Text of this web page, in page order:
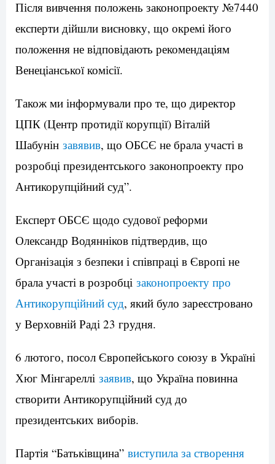
Після вивчення положень законопроекту №7440
експерти дійшли висновку, що окремі його
положення не відповідають рекомендаціям
Венеціанської комісії.
Також ми інформували про те, що директор
ЦПК (Центр протидії корупції) Віталій
Шабунін завявив, що ОБСЄ не брала участі в
розробці президентського законопроекту про
Антикорупційний суд”.
Експерт ОБСЄ щодо судової реформи
Олександр Водянніков підтвердив, що
Організація з безпеки і співпраці в Європі не
брала участі в розробці законопроекту про
Антикорупційний суд, який було зареєстровано
у Верховній Раді 23 грудня.
6 лютого, посол Європейського союзу в Україні
Хюг Мінгареллі заявив, що Україна повинна
створити Антикорупційний суд до
президентських виборів.
Партія “Батьківщина” виступила за створення